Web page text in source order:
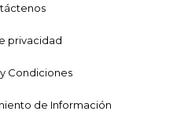
privacidad
Condiciones
de Información